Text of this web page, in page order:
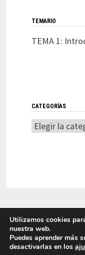
TEMARIO
TEMA 1:
CATEGORÍAS
Categorías
Utilizamos cookies
nuestra web.
Puedes aprender más
desactivarlas en los